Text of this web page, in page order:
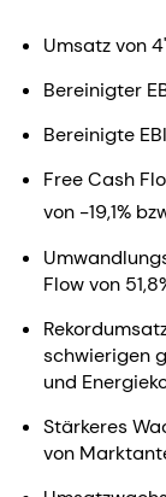
Umsatz von
Bereinigter
Bereinigte
Free Cash
von -19,1%
Flow von
schwierigen
und
Stärkeres
von